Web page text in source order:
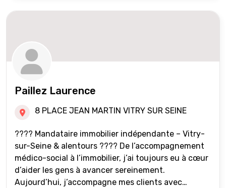
Paillez Laurence
8 PLACE JEAN MARTIN VITRY SUR SEINE
???? Mandataire immobilier indépendante – Vitry-
sur-Seine & alentours ???? De l’accompagnement
médico-social à l’immobilier, j’ai toujours eu à cœur
d’aider les gens à avancer sereinement.
Aujourd’hui, j’accompagne mes clients avec